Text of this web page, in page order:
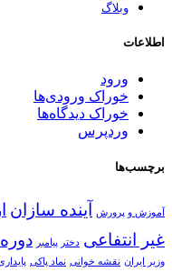
وبلاگ
اطلاعات
ورود
خوراک ورودی‌ها
خوراک دیدگاه‌ها
وردپرس
برچسب‌ها
آموزش و پرورش آینده سازان
غیر انتفاعی دختر پیامبر
وزیر ایران نقشه خوانی نماد پاکی